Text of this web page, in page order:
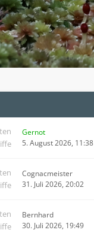
Gernot
5. August 2026, 11:38
Cognacmeister
31. Juli 2026, 20:02
Bernhard
30. Juli 2026, 19:49